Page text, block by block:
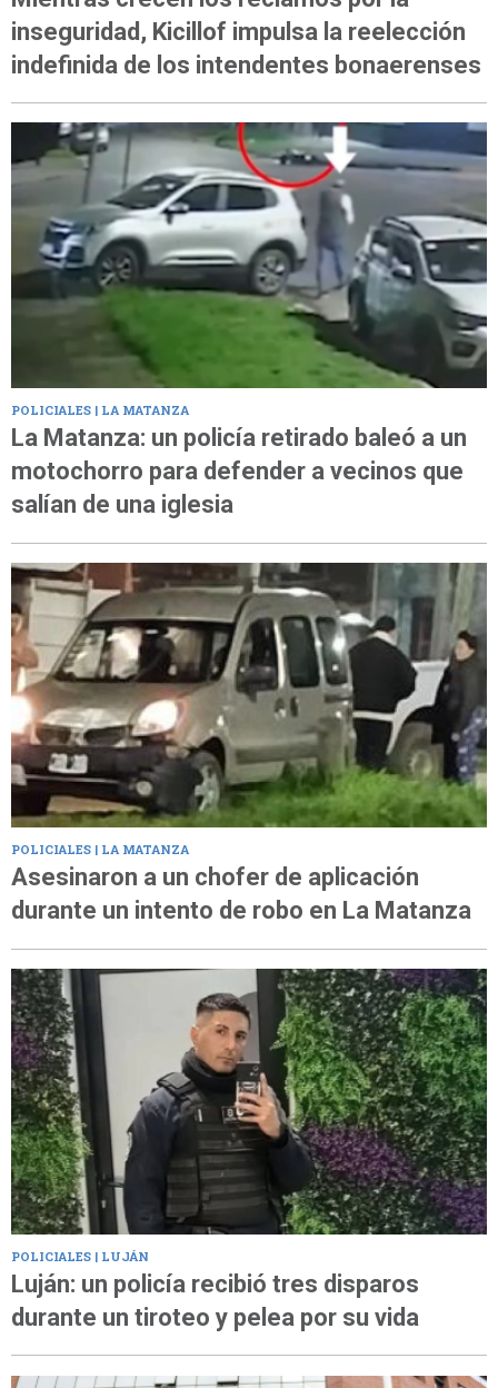
inseguridad, Kicillof impulsa la reelección
indefinida de los intendentes bonaerenses
POLICIALES | LA MATANZA
La Matanza: un policía retirado baleó a un
motochorro para defender a vecinos que
salían de una iglesia
POLICIALES | LA MATANZA
Asesinaron a un chofer de aplicación
durante un intento de robo en La Matanza
POLICIALES | LUJÁN
Luján: un policía recibió tres disparos
durante un tiroteo y pelea por su vida